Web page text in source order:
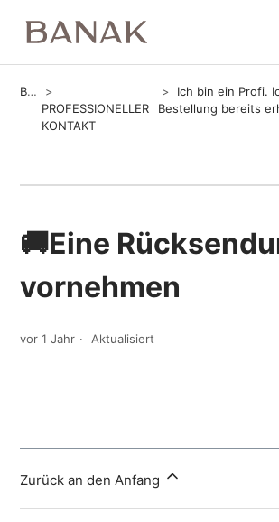
Banak
PROFESSIONELLER
KONTAKT
Ich bin ein Profi.
Bestellung bereits
🚚Eine
vornehmen
vor 1 Jahr Aktualisiert
Zurück an den Anfang